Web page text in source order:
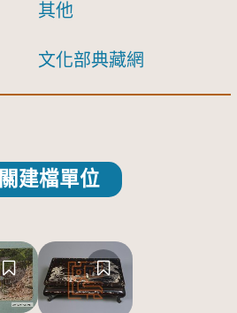
其他
文化部典藏網
建檔單位